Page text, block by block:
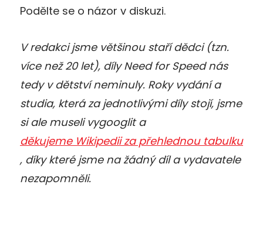
Podělte se o názor v diskuzi.
V redakci jsme většinou staří dědci (tzn.
více než 20 let), díly Need for Speed nás
tedy v dětství neminuly. Roky vydání a
studia, která za jednotlivými díly stojí, jsme
si ale museli vygooglit a
děkujeme Wikipedii za přehlednou tabulku
, díky které jsme na žádný díl a vydavatele
nezapomněli.